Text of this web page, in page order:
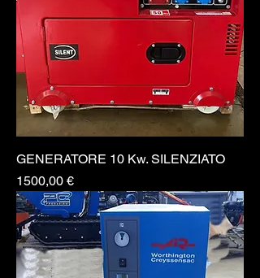
GENERATORE 10 Kw. SILENZIATO
Prezzo
1500,00 €